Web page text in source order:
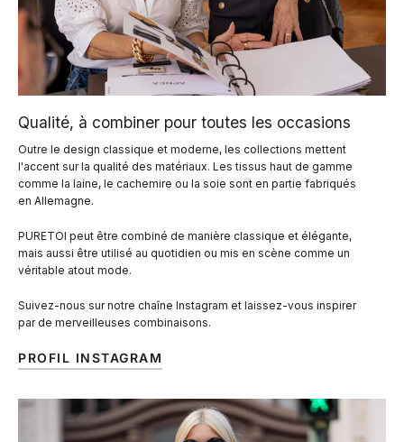
Qualité, à combiner pour toutes les occasions
Outre le design classique et moderne, les collections mettent
l'accent sur la qualité des matériaux. Les tissus haut de gamme
comme la laine, le cachemire ou la soie sont en partie fabriqués
en Allemagne.
PURETOI peut être combiné de manière classique et élégante,
mais aussi être utilisé au quotidien ou mis en scène comme un
véritable atout mode.
Suivez-nous sur notre chaîne Instagram et laissez-vous inspirer
par de merveilleuses combinaisons.
PROFIL INSTAGRAM